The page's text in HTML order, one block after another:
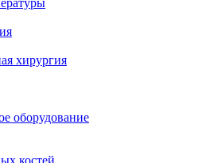
хирургия
оборудование